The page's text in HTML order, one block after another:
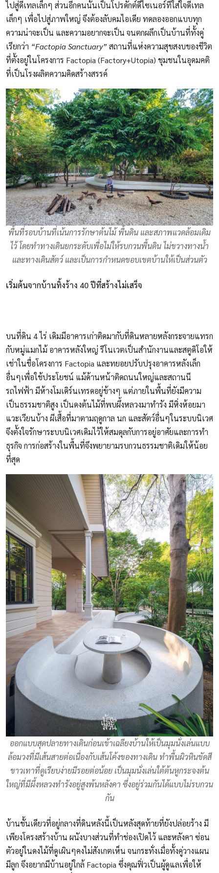
ไปสู่ดีเทลเล็กๆ ส่วนอีกคนนั้นเป็นโปรดักต์ดีไซเนอร์ที่ใส่ใจดีเทล
เล็กๆ เพื่อไปสู่ภาพใหญ่ จึงต้องลับคมไอเดีย ทดลองออกแบบทุก
ความน่าจะเป็น และความอยากจะเป็น จนตกผลึกเป็นบ้านที่ทั้งคู่
เรียกว่า “Factopia Sanctuary” สถานที่แห่งความสุขสงบของชีวิต
ที่ตั้งอยู่ในโครงการ Factopia (Factory+Utopia) ชุมชนในอุดมคติ
ที่เป็นโรงผลิตความคิดสร้างสรรค์
พื้นที่รอบบ้านที่เน้นการรักษาต้นไม้ พื้นดิน และสภาพแวดล้อมเดิม
ไว้ โดยทำทางเดินยกระดับเพื่อไม่ให้รบกวนพื้นดิน ไม่ขวางทางน้ำ
และทางเดินสัตว์ และเป็นการกำหนดขอบเขตบ้านให้เป็นส่วนตัว
เริ่มต้นจากบ้านทิ้งร้าง 40ปีที่สร้างไม่เสร็จ
บนที่ดิน 4 ไร่ เดิมมีอาคารเก่าติดมากับที่ดินหลายหลังกระจายแทรก
กับหมู่แมกไม้ อาคารหลังใหญ่ รีโนเวตเป็นสำนักงานและสตูดิโอให้
เช่าในชื่อโครงการ Factopia และทยอยปรับปรุงอาคารหลังเล็ก
อื่นๆเพื่อใช้ประโยชน์ แม้ด้านหน้าติดถนนใหญ่และสถานนี
รถไฟฟ้า มีห้างโมเดิร์นเทรดอยู่ข้างๆ แต่ภายในพื้นที่ยังมีความ
เป็นธรรมชาติสูง เป็นดงต้นไม้ที่พบผึ้งหลวงมาทำรัง มีหิ่งห้อยมา
แวะเวียนบ้าง ผีเสื้อที่มาตามฤดูกาล นก และสัตว์อื่นๆในระบบนิเวศ
จึงตั้งใจรักษาระบบนิเวศเดิมไว้ให้สมดุลกับการอยู่อาศัยและการทำ
ธุรกิจ การก่อสร้างในพื้นที่จึงพยายามรบกวนธรรมชาติเดิมให้น้อย
ที่สุด
ออกแบบสุดปลายทางเดินก่อนเข้าเฉลียงบ้านให้เป็นมุมนั่งเล่นแบบ
ล้อมวงที่มีเส้นสายต่อเนื่องกับเส้นโค้งของทางเดิน ทำพื้นผิวหินขัดสี
ขาวเทาที่ดูเรียบง่ายมีรอยต่อน้อย เป็นมุมนั่งเล่นใต้ต้นหูกระจงต้น
ใหญ่ที่มีผึ้งหลวงทำรังอยู่สูงพ้นหลังคา ซึ่งอยู่ร่วมกันได้แบบไม่รบกวน
กัน
บ้านชั้นเดียวที่อยู่กลางที่ดินหลังนี้เป็นหลังสุดท้ายที่ยังปล่อยร้าง มี
เพียงโครงสร้างบ้าน ผนังบางส่วนที่ทำช่องเปิดไว้ และหลังคา ซ่อน
ตัวอยู่ในดงไม้ที่ดูเผินๆคงไม่สังเกตเห็น จนกระทั่งเมื่อทั้งคู่วางแผน
มีลูก จึงอยากมีบ้านอยู่ใกล้ Factopia ซึ่งคุณฟิ่วเป็นผู้ดูแลเพื่อให้